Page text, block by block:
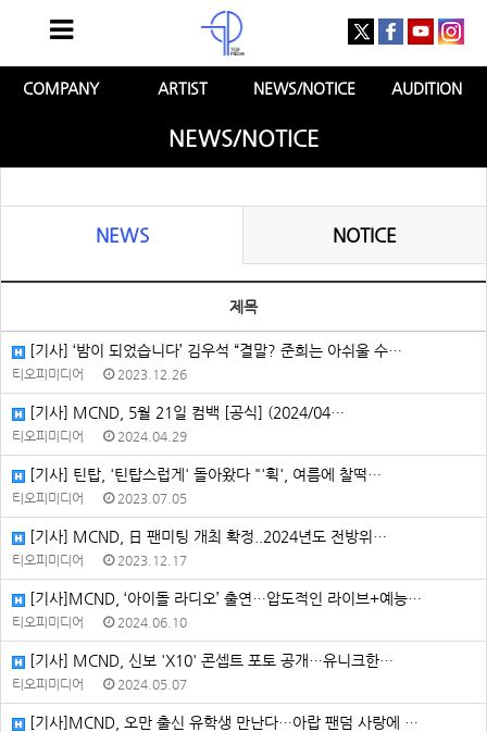
COMPANY ARTIST NEWS/NOTICE AUDITION
NEWS/NOTICE
NEWS NOTICE
제목
[기사] ‘밤이 되었습니다’ 김우석 “결말? 준희는 아쉬울 수…
티오피미디어 2023.12.26
[기사] MCND, 5월 21일 컴백 [공식] (2024/04…
티오피미디어 2024.04.29
[기사] 틴탑, '틴탑스럽게' 돌아왔다 "'휙', 여름에 찰떡…
티오피미디어 2023.07.05
[기사] MCND, 日 팬미팅 개최 확정..2024년도 전방위…
티오피미디어 2023.12.17
[기사]MCND, ‘아이돌 라디오’ 출연…압도적인 라이브+예능…
티오피미디어 2024.06.10
[기사] MCND, 신보 'X10' 콘셉트 포토 공개…유니크한…
티오피미디어 2024.05.07
[기사]MCND, 오만 출신 유학생 만난다…아랍 팬덤 사랑에 …